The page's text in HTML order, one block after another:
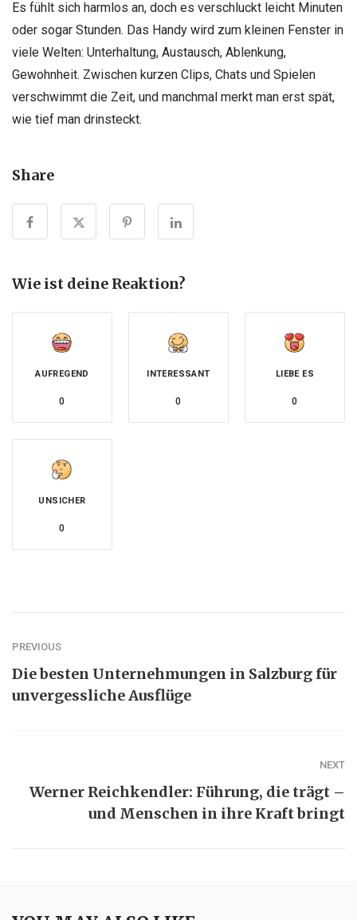
Es fühlt sich harmlos an, doch es verschluckt leicht Minuten
oder sogar Stunden. Das Handy wird zum kleinen Fenster in
viele Welten: Unterhaltung, Austausch, Ablenkung,
Gewohnheit. Zwischen kurzen Clips, Chats und Spielen
verschwimmt die Zeit, und manchmal merkt man erst spät,
wie tief man drinsteckt.
Share
Wie ist deine Reaktion?
AUFREGEND
0
INTERESSANT
0
LIEBE ES
0
UNSICHER
0
PREVIOUS
Die besten Unternehmungen in Salzburg für
unvergessliche Ausflüge
NEXT
Werner Reichkendler: Führung, die trägt –
und Menschen in ihre Kraft bringt